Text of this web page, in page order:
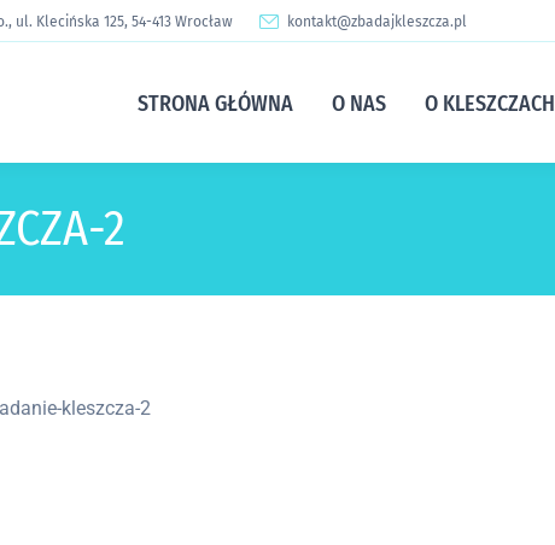
ul. Klecińska 125, 54-413 Wrocław kontakt@zbadajkleszcza.pl
STRONA GŁÓWNA O NAS O KLESZCZACH
2
kleszcza-2